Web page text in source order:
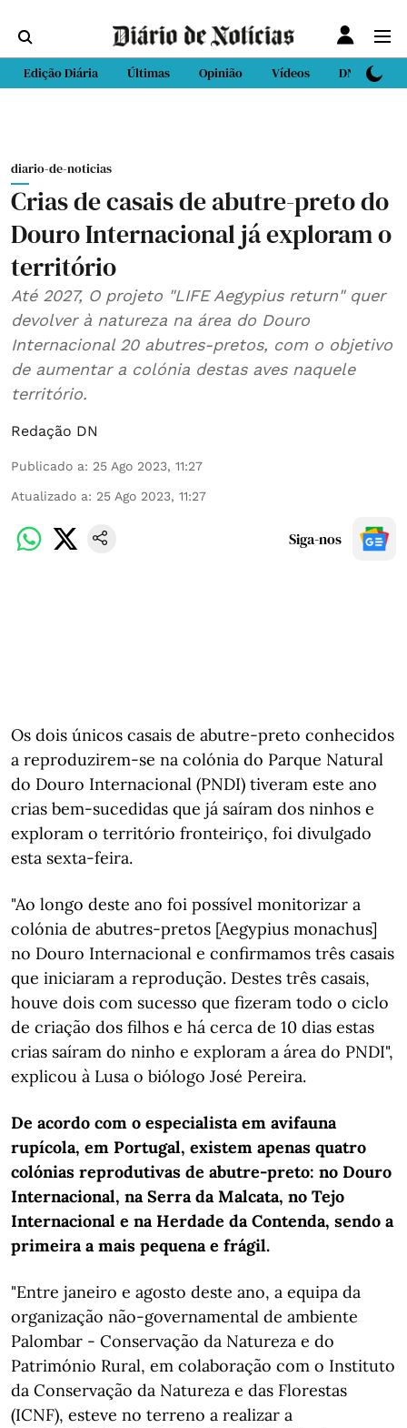
Edição Diária Últimas Opinião Vídeos DN Sport
diario-de-noticias
Crias de casais de abutre-preto do
Douro Internacional já exploram o
território
Até 2027, O projeto "LIFE Aegypius return" quer
devolver à natureza na área do Douro
Internacional 20 abutres-pretos, com o objetivo
de aumentar a colónia destas aves naquele
território.
Redação DN
Publicado a: 25 Ago 2023, 11:27
Atualizado a: 25 Ago 2023, 11:27
Siga-nos
Os dois únicos casais de abutre-preto conhecidos
a reproduzirem-se na colónia do Parque Natural
do Douro Internacional (PNDI) tiveram este ano
crias bem-sucedidas que já saíram dos ninhos e
exploram o território fronteiriço, foi divulgado
esta sexta-feira.
"Ao longo deste ano foi possível monitorizar a
colónia de abutres-pretos [Aegypius monachus]
no Douro Internacional e confirmamos três casais
que iniciaram a reprodução. Destes três casais,
houve dois com sucesso que fizeram todo o ciclo
de criação dos filhos e há cerca de 10 dias estas
crias saíram do ninho e exploram a área do PNDI",
explicou à Lusa o biólogo José Pereira.
De acordo com o especialista em avifauna
rupícola, em Portugal, existem apenas quatro
colónias reprodutivas de abutre-preto: no Douro
Internacional, na Serra da Malcata, no Tejo
Internacional e na Herdade da Contenda, sendo a
primeira a mais pequena e frágil.
"Entre janeiro e agosto deste ano, a equipa da
organização não-governamental de ambiente
Palombar - Conservação da Natureza e do
Património Rural, em colaboração com o Instituto
da Conservação da Natureza e das Florestas
(ICNF), esteve no terreno a realizar a